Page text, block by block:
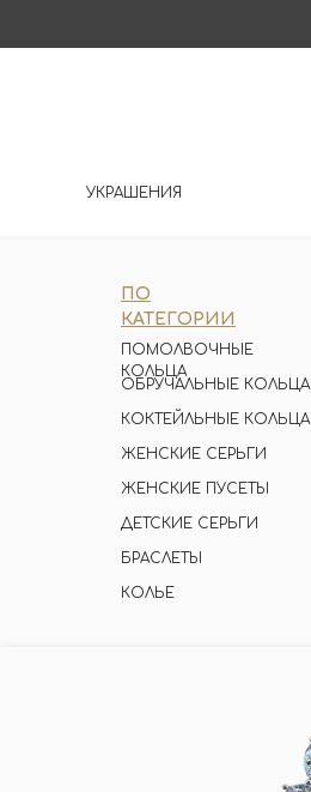
УКРАШЕНИЯ
ПО
КАТЕГОРИИ
ПОМОЛВОЧНЫЕ
КОЛЬЦА
ОБРУЧАЛЬНЫЕ КОЛЬЦА
ЖЕНСКИЕ СЕРЬГИ
КОКТЕЙЛЬНЫЕ КОЛЬЦА
ЖЕНСКИЕ ПУСЕТЫ
ДЕТСКИЕ СЕРЬГИ
БРАСЛЕТЫ
КОЛЬЕ